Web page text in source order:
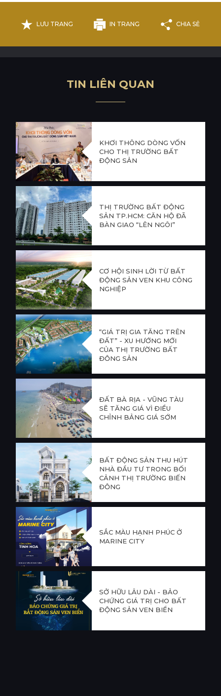
LƯU TRANG IN TRANG CHIA SẺ
TIN LIÊN QUAN
KHƠI THÔNG DÒNG VỐN
CHO THỊ TRƯỜNG BẤT
ĐỘNG SẢN
THỊ TRƯỜNG BẤT ĐỘNG
SẢN TP.HCM: CĂN HỘ ĐÃ
BÀN GIAO “LÊN NGÔI”
CƠ HỘI SINH LỜI TỪ BẤT
ĐỘNG SẢN VEN KHU CÔNG
NGHIỆP
“GIÁ TRỊ GIA TĂNG TRÊN
ĐẤT” - XU HƯỚNG MỚI
CỦA THỊ TRƯỜNG BẤT
ĐỘNG SẢN
ĐẤT BÀ RỊA - VŨNG TÀU
SẼ TĂNG GIÁ VÌ ĐIỀU
CHỈNH BẢNG GIÁ SỚM
BẤT ĐỘNG SẢN THU HÚT
NHÀ ĐẦU TƯ TRONG BỐI
CẢNH THỊ TRƯỜNG BIẾN
ĐỘNG
SẮC MÀU HẠNH PHÚC Ở
MARINE CITY
SỞ HỮU LÂU DÀI - BẢO
CHỨNG GIÁ TRỊ CHO BẤT
ĐỘNG SẢN VEN BIỂN